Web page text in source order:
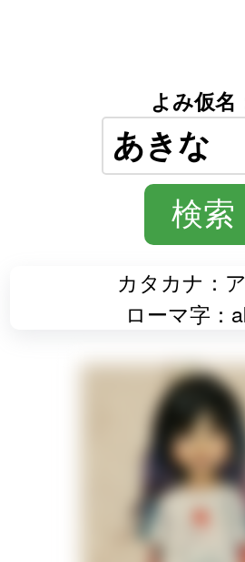
よみ仮名
カタカナ：
ローマ字：